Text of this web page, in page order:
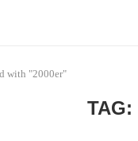
with "2000er"
TAG: